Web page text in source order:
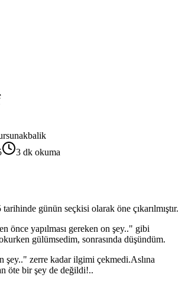
3 dk okuma
tarihinde günün seçkisi olarak öne çıkarılmıştır.
önce yapılması gereken on şey.." gibi
gülümsedim, sonrasında düşündüm.
şey.." zerre kadar ilgimi çekmedi.Aslına
öte bir şey de değildi!..